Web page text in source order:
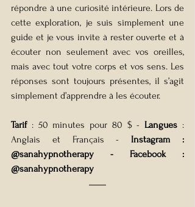
répondre à une curiosité intérieure. Lors de
cette exploration, je suis simplement une
guide et je vous invite à rester ouverte et à
écouter non seulement avec vos oreilles,
mais avec tout votre corps et vos sens. Les
réponses sont toujours présentes, il s’agit
simplement d’apprendre à les écouter.
Tarif : 50 minutes pour 80 $ - Langues :
Anglais et Français - Instagram :
@sanahypnotherapy - Facebook :
@sanahypnotherapy